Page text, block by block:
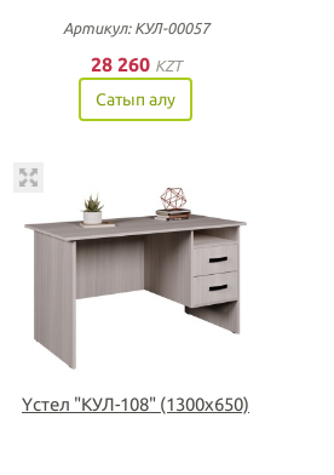
Артикул: КУЛ-00057
28 260 KZT
Сатып алу
Үстел "КУЛ-108" (1300х650)